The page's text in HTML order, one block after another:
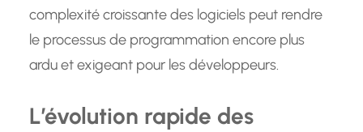
complexité croissante des logiciels peut rendre
le processus de programmation encore plus
ardu et exigeant pour les développeurs.
L’évolution rapide des